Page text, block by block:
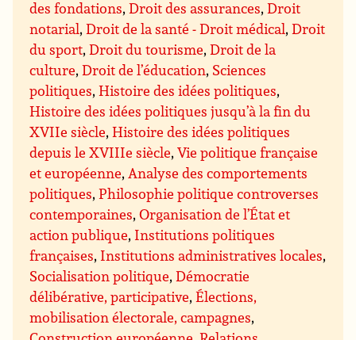
des fondations,Droit des assurances,Droit
notarial,Droit de la santé - Droit médical,Droit
du sport,Droit du tourisme,Droit de la
culture,Droit de l’éducation, Sciences
politiques,Histoire des idées politiques,
Histoire des idées politiques jusqu’à la fin du
XVIIe siècle,Histoire des idées politiques
depuis le XVIIIe siècle,Vie politique française
et européenne, Analyse des comportements
politiques,Philosophie politique controverses
contemporaines,Organisation de l’État et
action publique, Institutions politiques
françaises, Institutions administratives locales,
Socialisation politique,Démocratie
délibérative, participative,Élections,
mobilisation électorale, campagnes,